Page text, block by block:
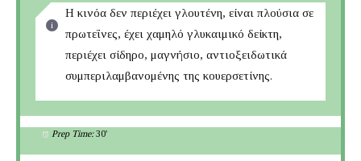
Η κινόα δεν περιέχει γλουτένη, είναι πλούσια σε
πρωτεΐνες, έχει χαμηλό γλυκαιμικό δείκτη,
περιέχει σίδηρο, μαγνήσιο, αντιοξειδωτικά
συμπεριλαμβανομένης της κουερσετίνης.
Prep Time: 30'